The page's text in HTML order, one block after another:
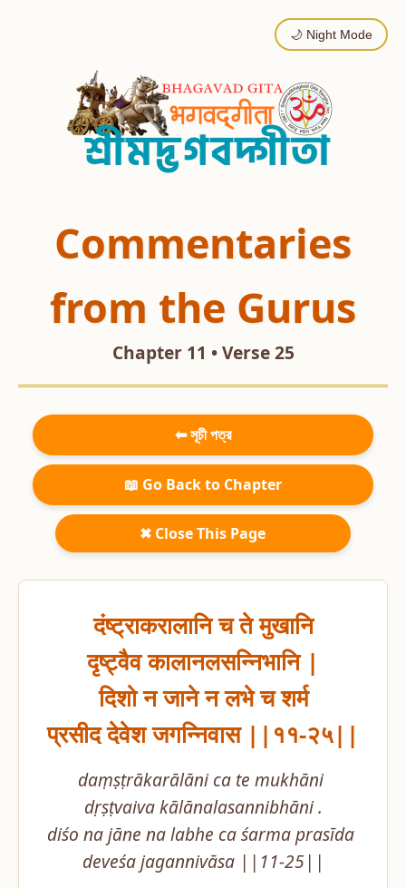
🌙 Night Mode
Commentaries
from the Gurus
Chapter 11 • Verse 25
⬅ সূচী পত্র
📖 Go Back to Chapter
✖ Close This Page
दंष्ट्राकरालानि च ते मुखानि
दृष्ट्वैव कालानलसन्निभानि |
दिशो न जाने न लभे च शर्म
प्रसीद देवेश जगन्निवास ||११-२५||
daṃṣṭrākarālāni ca te mukhāni
dṛṣṭvaiva kālānalasannibhāni .
diśo na jāne na labhe ca śarma prasīda
deveśa jagannivāsa ||11-25||